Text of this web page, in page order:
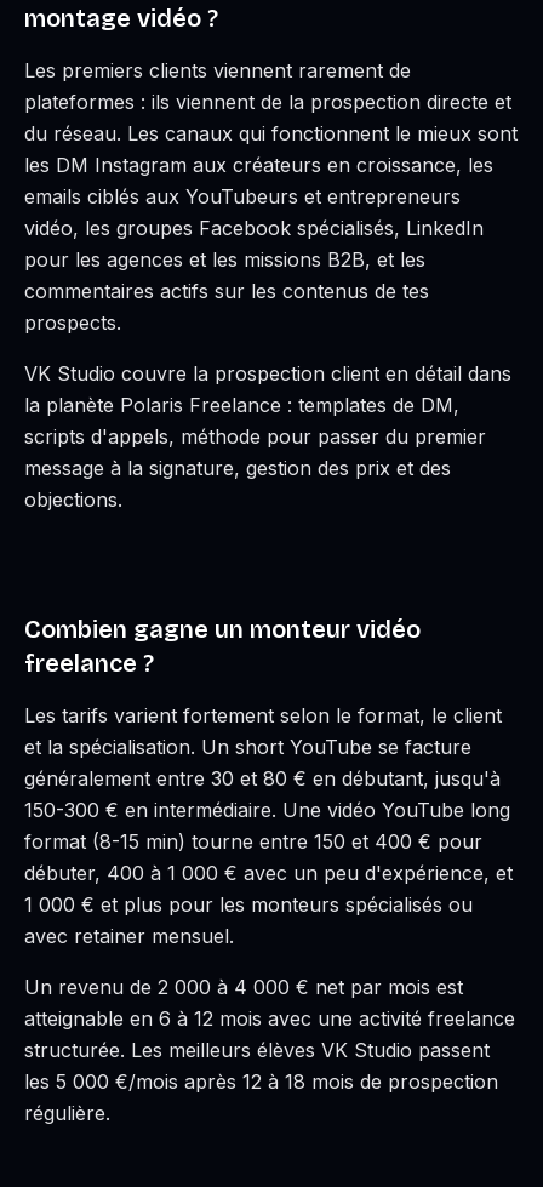
montage vidéo ?
Les premiers clients viennent rarement de
plateformes : ils viennent de la prospection directe et
du réseau. Les canaux qui fonctionnent le mieux sont
les DM Instagram aux créateurs en croissance, les
emails ciblés aux YouTubeurs et entrepreneurs
vidéo, les groupes Facebook spécialisés, LinkedIn
pour les agences et les missions B2B, et les
commentaires actifs sur les contenus de tes
prospects.
VK Studio couvre la prospection client en détail dans
la planète Polaris Freelance : templates de DM,
scripts d'appels, méthode pour passer du premier
message à la signature, gestion des prix et des
objections.
Combien gagne un monteur vidéo
freelance ?
Les tarifs varient fortement selon le format, le client
et la spécialisation. Un short YouTube se facture
généralement entre 30 et 80 € en débutant, jusqu'à
150-300 € en intermédiaire. Une vidéo YouTube long
format (8-15 min) tourne entre 150 et 400 € pour
débuter, 400 à 1 000 € avec un peu d'expérience, et
1 000 € et plus pour les monteurs spécialisés ou
avec retainer mensuel.
Un revenu de 2 000 à 4 000 € net par mois est
atteignable en 6 à 12 mois avec une activité freelance
structurée. Les meilleurs élèves VK Studio passent
les 5 000 €/mois après 12 à 18 mois de prospection
régulière.